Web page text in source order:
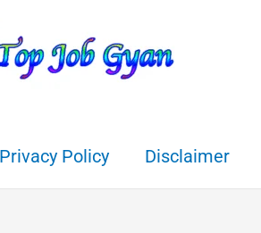
Privacy Policy Disclaimer